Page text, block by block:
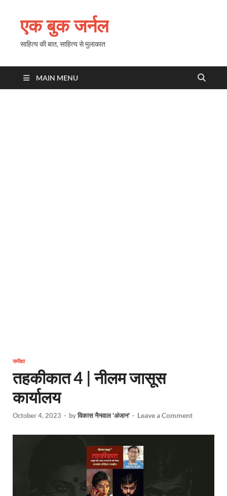
एक बुक जर्नल
साहित्य की बात, साहित्य से मुलाकात
MAIN MENU
समीक्षा
तहकीकात 4 | नीलम जासूस
कार्यालय
October 4, 2023 - byविकास नैनवाल 'अंजान' - Leave a Comment